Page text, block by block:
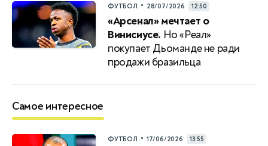
ФУТБОЛ • 28/07/2026 12:50
«Арсенал» мечтает о
Винисиусе. Но «Реал»
покупает Дьоманде не ради
продажи бразильца
Самое интересное
ФУТБОЛ • 17/06/2026 13:55